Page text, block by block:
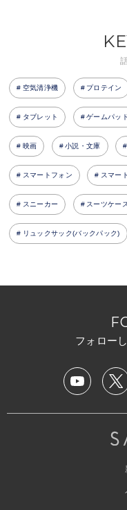
空気清浄機 プロテイン
タブレット ゲームパッ
映画 小説・文庫
スマートフォン スマー
スニーカー スーツケース
リュックサック(バックパック)
フォロー